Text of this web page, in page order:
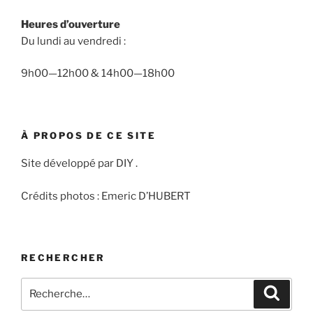
Heures d’ouverture
Du lundi au vendredi :
9h00—12h00 & 14h00—18h00
À PROPOS DE CE SITE
Site développé par DIY .
Crédits photos : Emeric D’HUBERT
RECHERCHER
pour